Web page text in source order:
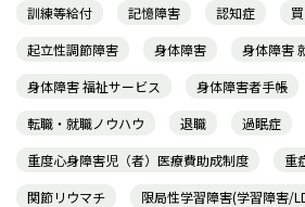
訓練等給付
記憶障害 認知症
起立性調節障害
身体障害
身体障害
身体障害 福祉サービス
身体障害者手帳
転職・就職ノウハウ
退職 過眠症
重度心身障害児（者）医療費助成制度
重
関節リウマチ
限局性学習障害(学習障害/